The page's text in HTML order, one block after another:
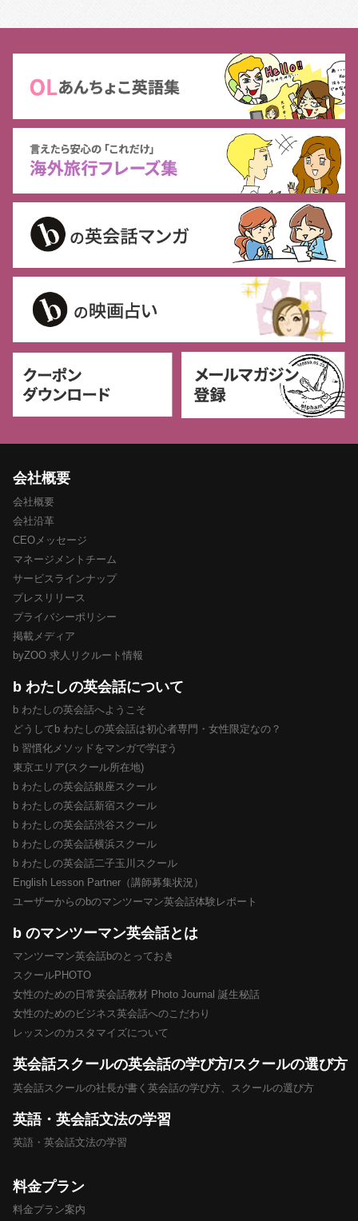
会社概要
会社概要
会社沿革
CEOメッセージ
マネージメントチーム
サービスラインナップ
プレスリリース
プライバシーポリシー
掲載メディア
byZOO 求人リクルート情報
b わたしの英会話について
b わたしの英会話へようこそ
どうしてb わたしの英会話は初心者専門・女性限定なの？
b 習慣化メソッドをマンガで学ぼう
東京エリア(スクール所在地)
b わたしの英会話銀座スクール
b わたしの英会話新宿スクール
b わたしの英会話渋谷スクール
b わたしの英会話横浜スクール
b わたしの英会話二子玉川スクール
English Lesson Partner（講師募集状況）
ユーザーからのbのマンツーマン英会話体験レポート
b のマンツーマン英会話とは
マンツーマン英会話bのとっておき
スクールPHOTO
女性のための日常英会話教材 Photo Journal 誕生秘話
女性のためのビジネス英会話へのこだわり
レッスンのカスタマイズについて
英会話スクールの英会話の学び方/スクールの選び方
英会話スクールの社長が書く英会話の学び方、スクールの選び方
英語・英会話文法の学習
英語・英会話文法の学習
料金プラン
料金プラン案内